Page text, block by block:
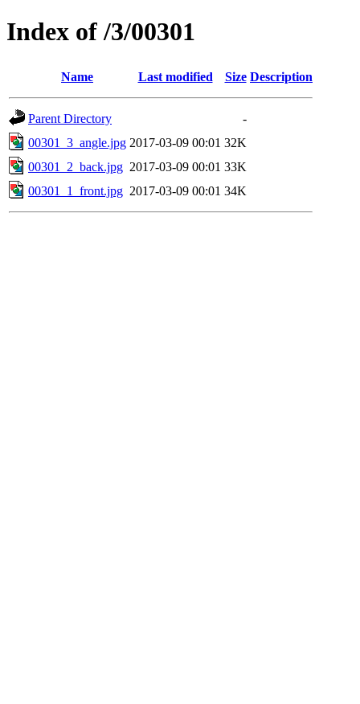
Index of /3/00301
Name Last modified Size Description
Parent Directory
-
00301_3_angle.jpg 2017-03-09 00:01 32K
00301_2_back.jpg 2017-03-09 00:01 33K
00301_1_front.jpg 2017-03-09 00:01 34K